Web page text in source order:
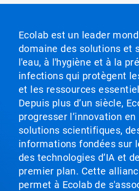
Ecolab est un leader
domaine des solutions et
l'eau, à l'hygiène et à la
infections qui protègent
et les ressources
Depuis plus d’un siècle,
progresser l’innovation
solutions scientifiques,
informations fondées sur
des technologies d’IA et
premier plan. Cette
permet à Ecolab de